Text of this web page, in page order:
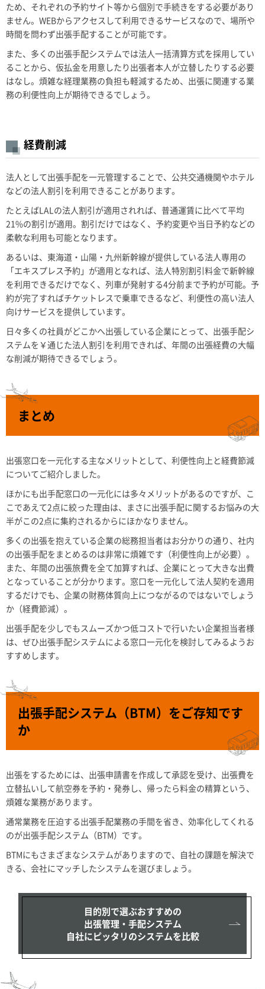
ため、それぞれの予約サイト等から個別で手続きをする必要があり
ません。WEBからアクセスして利用できるサービスなので、場所や
時間を問わず出張手配することが可能です。
また、多くの出張手配システムでは法人一括清算方式を採用してい
ることから、仮払金を用意したり出張者本人が立替したりする必要
はなし。煩雑な経理業務の負担も軽減するため、出張に関連する業
務の利便性向上が期待できるでしょう。
経費削減
法人として出張手配を一元管理することで、公共交通機関やホテル
などの法人割引を利用できることがあります。
たとえばLALの法人割引が適用されれば、普通運賃に比べて平均
21%の割引が適用。割引だけではなく、予約変更や当日予約などの
柔軟な利用も可能となります。
あるいは、東海道・山陽・九州新幹線が提供している法人専用の
「エキスプレス予約」が適用となれば、法人特別割引料金で新幹線
を利用できるだけでなく、列車が発射する4分前まで予約が可能。予
約が完了すればチケットレスで乗車できるなど、利便性の高い法人
向けサービスを提供しています。
日々多くの社員がどこかへ出張している企業にとって、出張手配シ
ステムを￥通じた法人割引を利用できれば、年間の出張経費の大幅
な削減が期待できるでしょう。
まとめ
出張窓口を一元化する主なメリットとして、利便性向上と経費節減
についてご紹介しました。
ほかにも出手配窓口の一元化には多々メリットがあるのですが、こ
こであえて2点に絞った理由は、まさに出張手配に関するお悩みの大
半がこの2点に集約されるからにほかなりません。
多くの出張を抱えている企業の総務担当者はお分かりの通り、社内
の出張手配をまとめるのは非常に煩雑です（利便性向上が必要）。
また、年間の出張旅費を全て加算すれば、企業にとって大きな出費
となっていることが分かります。窓口を一元化して法人契約を適用
するだけでも、企業の財務体質向上につながるのではないでしょう
か（経費節減）。
出張手配を少しでもスムーズかつ低コストで行いたい企業担当者様
は、ぜひ出張手配システムによる窓口一元化を検討してみるようお
すすめします。
出張手配システム（BTM）をご存知です
か
出張をするためには、出張申請書を作成して承認を受け、出張費を
立替払いして航空券を予約・発券し、帰ったら料金の精算という、
煩雑な業務があります。
通常業務を圧迫する出張手配業務の手間を省き、効率化してくれる
のが出張手配システム（BTM）です。
BTMにもさまざまなシステムがありますので、自社の課題を解決で
きる、会社にマッチしたシステムを選びましょう。
目的別で選ぶおすすめの
出張管理・手配システム
自社にピッタリのシステムを比較